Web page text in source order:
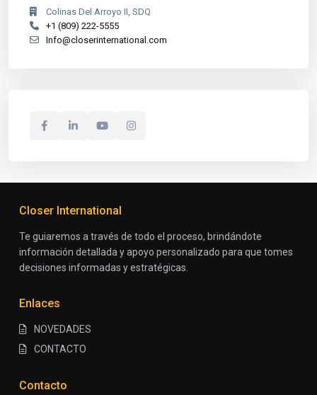
Colinas Del Arroyo II, SDQ
+1 (809) 222-5555
Info@closerinternational.com
Closer International
Te guiaremos a través de todo el proceso, brindándote
información detallada y apoyo personalizado para que tomes
decisiones informadas y estratégicas.
Enlaces
NOVEDADES
CONTACTO
Contacto